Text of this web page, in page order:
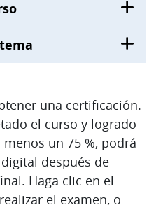
una certificación.
el curso y logrado
un 75 %, podrá
después de
Haga clic en el
el examen, o